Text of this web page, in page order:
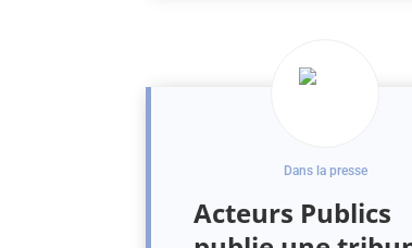
Acteurs Publics
Dans la presse